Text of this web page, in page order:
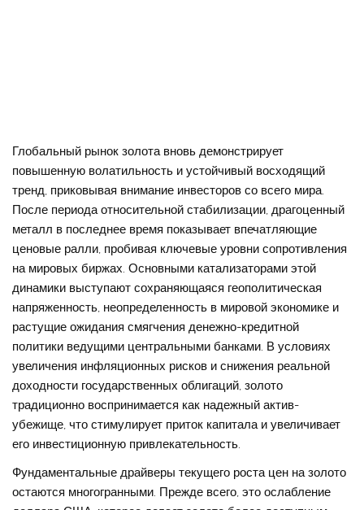
Глобальный рынок золота вновь демонстрирует
повышенную волатильность и устойчивый восходящий
тренд, приковывая внимание инвесторов со всего мира.
После периода относительной стабилизации, драгоценный
металл в последнее время показывает впечатляющие
ценовые ралли, пробивая ключевые уровни сопротивления
на мировых биржах. Основными катализаторами этой
динамики выступают сохраняющаяся геополитическая
напряженность, неопределенность в мировой экономике и
растущие ожидания смягчения денежно-кредитной
политики ведущими центральными банками. В условиях
увеличения инфляционных рисков и снижения реальной
доходности государственных облигаций, золото
традиционно воспринимается как надежный актив-
убежище, что стимулирует приток капитала и увеличивает
его инвестиционную привлекательность.
Фундаментальные драйверы текущего роста цен на золото
остаются многогранными. Прежде всего, это ослабление